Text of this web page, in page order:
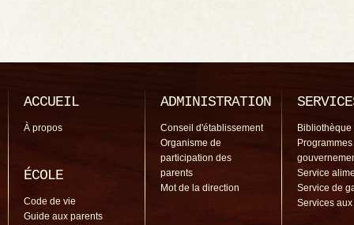
ACCUEIL
À propos
ÉCOLE
Code de vie
Guide aux parents
ADMINISTRATION
Conseil d'établissement
Organisme de
participation des
parents
Mot de la direction
Bibliothèque
Programmes
Service
Service de
Services